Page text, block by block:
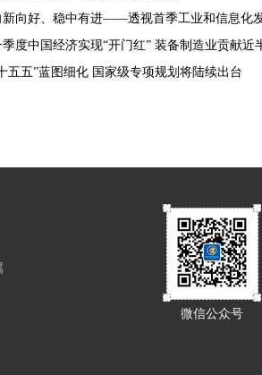
新向好、稳中有进——透视首季工业和信息化
季度中国经济实现“开门红” 装备制造业贡献近
五五”蓝图细化 国家级专项规划将陆续出台
微信公众号